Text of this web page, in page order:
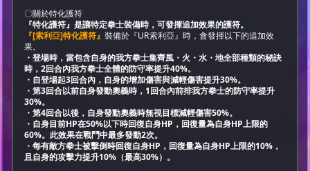
〇關於特化護符
『特化護符』是讓特定拳士裝備時，可發揮追加效果的護符。
『[索利亞]特化護符』裝備於『UR索利亞』時，會發揮以下的追加效
果。
・登場時，當包含自身的我方拳士集齊風・火・水・地全部種類的秘訣
時，2回合內我方拳士全體的防守率提升40%。
・自登場起3回合內，自身的增加傷害與減輕傷害提升30%。
・第3回合以前自身發動奧義時，1回合內前排我方拳士的防守率提升
30%。
・第4回合以後，自身發動奧義時無視目標減輕傷害50%。
・自身目前HP在50%以下時回復自身HP，回復量為自身HP上限的
60%。此效果在戰鬥中最多發動2次。
・每有敵方拳士被擊倒時回復自身HP，回復量為自身HP上限的10%，
且自身的攻擊力提升10%（最高30%）。